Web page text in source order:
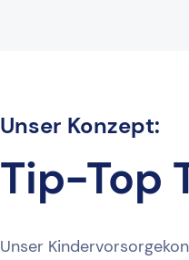
Unser Konzept:
Tip-Top
Unser